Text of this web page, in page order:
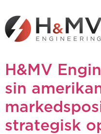
H&MV
sin
strategisk